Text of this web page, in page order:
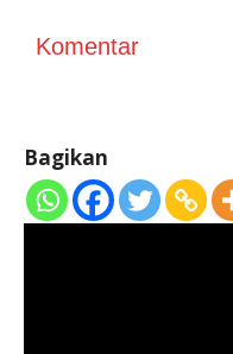
Komentar
Bagikan